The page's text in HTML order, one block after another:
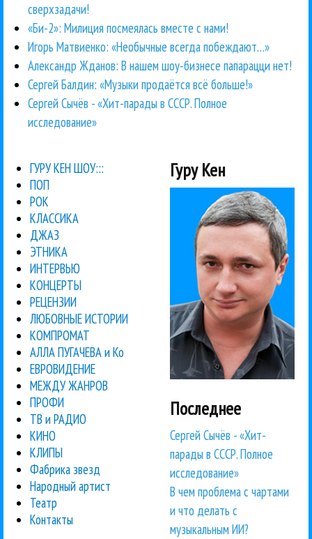
сверхзадачи!
«Би-2»: Милиция посмеялась вместе с нами!
Игорь Матвиенко: «Необычные всегда побеждают…»
Александр Жданов: В нашем шоу-бизнесе папарацци нет!
Сергей Балдин: «Музыки продаётся всё больше!»
Сергей Сычёв - «Хит-парады в СССР. Полное
исследование»
ГУРУ КЕН ШОУ:::
ПОП
РОК
КЛАССИКА
ДЖАЗ
ЭТНИКА
ИНТЕРВЬЮ
КОНЦЕРТЫ
РЕЦЕНЗИИ
ЛЮБОВНЫЕ ИСТОРИИ
КОМПРОМАТ
АЛЛА ПУГАЧЕВА и Ко
ЕВРОВИДЕНИЕ
МЕЖДУ ЖАНРОВ
ПРОФИ
ТВ и РАДИО
КИНО
КЛИПЫ
Фабрика звезд
Народный артист
Театр
Контакты
Гуру Кен
Последнее
Сергей Сычёв - «Хит-
парады в СССР. Полное
исследование»
В чем проблема с чартами
и что делать с
музыкальным ИИ?